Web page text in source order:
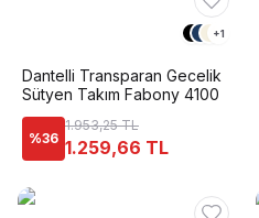
+1
Dantelli Transparan Gecelik
Sütyen Takım Fabony 4100
%36
1.953,25 TL
1.259,66 TL